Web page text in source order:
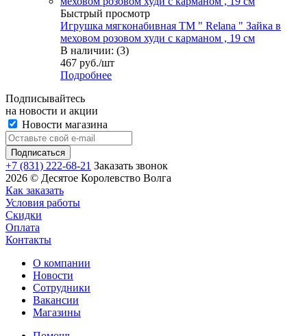
Быстрый просмотр
Игрушка мягконабивная TM " Relana " Зайка в
меховом розовом худи с карманом , 19 см
В наличии: (3)
467 руб./шт
Подробнее
Подписывайтесь
на новости и акции
Новости магазина
+7 (831) 222-68-21 Заказать звонок
2026 © Десятое Королевство Волга
Как заказать
Условия работы
Скидки
Оплата
Контакты
О компании
Новости
Сотрудники
Вакансии
Магазины